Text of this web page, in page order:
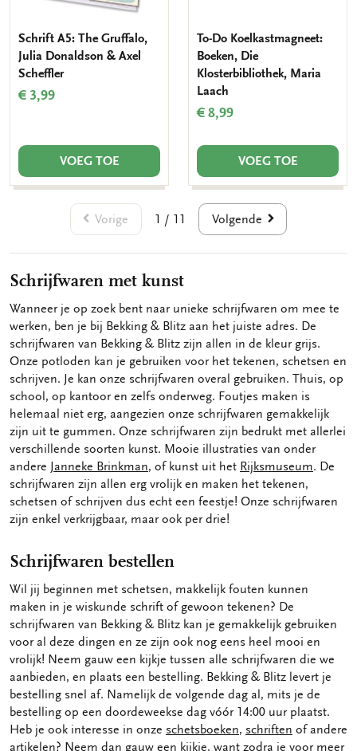
Schrift A5: The Gruffalo,
Julia Donaldson & Axel
Scheffler
€ 3,99
VOEG TOE
To-Do Koelkastmagneet:
Boeken, Die
Klosterbibliothek, Maria
Laach
€ 8,99
VOEG TOE
Vorige 1 / 11 Volgende
Schrijfwaren met kunst
Wanneer je op zoek bent naar unieke schrijfwaren om mee te
werken, ben je bij Bekking & Blitz aan het juiste adres. De
schrijfwaren van Bekking & Blitz zijn allen in de kleur grijs.
Onze potloden kan je gebruiken voor het tekenen, schetsen en
schrijven. Je kan onze schrijfwaren overal gebruiken. Thuis, op
school, op kantoor en zelfs onderweg. Foutjes maken is
helemaal niet erg, aangezien onze schrijfwaren gemakkelijk
zijn uit te gummen. Onze schrijfwaren zijn bedrukt met allerlei
verschillende soorten kunst. Mooie illustraties van onder
andere Janneke Brinkman, of kunst uit het Rijksmuseum. De
schrijfwaren zijn allen erg vrolijk en maken het tekenen,
schetsen of schrijven dus echt een feestje! Onze schrijfwaren
zijn enkel verkrijgbaar, maar ook per drie!
Schrijfwaren bestellen
Wil jij beginnen met schetsen, makkelijk fouten kunnen
maken in je wiskunde schrift of gewoon tekenen? De
schrijfwaren van Bekking & Blitz kan je gemakkelijk gebruiken
voor al deze dingen en ze zijn ook nog eens heel mooi en
vrolijk! Neem gauw een kijkje tussen alle schrijfwaren die we
aanbieden, en plaats een bestelling. Bekking & Blitz levert je
bestelling snel af. Namelijk de volgende dag al, mits je de
bestelling op een doordeweekse dag vóór 14:00 uur plaatst.
Heb je ook interesse in onze schetsboeken, schriften of andere
artikelen? Neem dan gauw een kijkje, want zodra je voor meer